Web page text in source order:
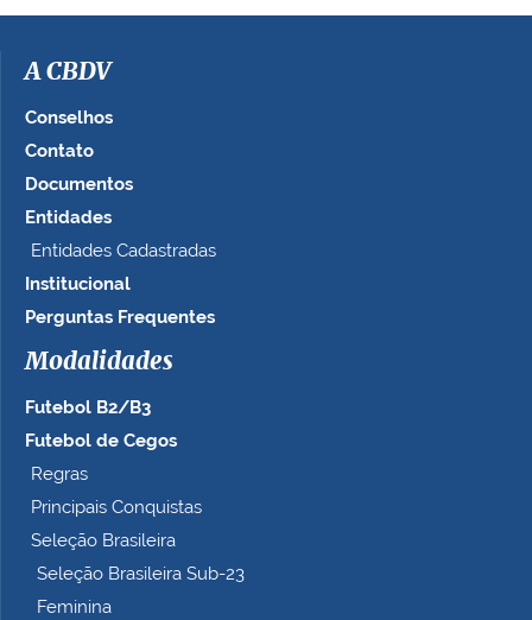
A CBDV
Conselhos
Contato
Documentos
Entidades
Entidades Cadastradas
Institucional
Perguntas Frequentes
Modalidades
Futebol B2/B3
Futebol de Cegos
Regras
Principais Conquistas
Seleção Brasileira
Seleção Brasileira Sub-23
Feminina